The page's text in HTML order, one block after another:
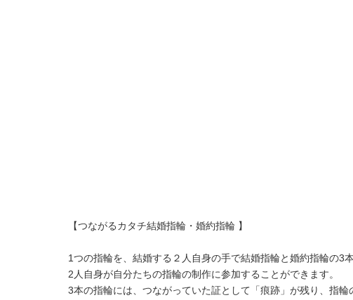
【つながるカタチ結婚指輪・婚約指輪 】
1つの指輪を、 結婚する２人自身の手で結婚指輪と婚約指輪の3
2人自身が自分たちの指輪の制作に参加することができます。
3本の指輪には、つながっていた証として「痕跡」が残り、 指輪